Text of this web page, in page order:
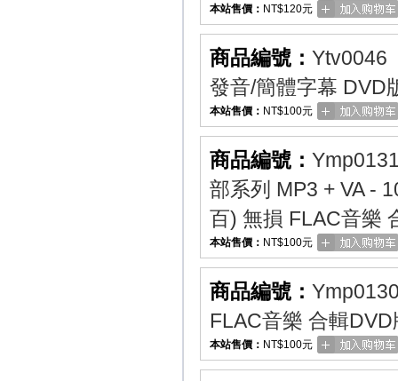
本站售價： NT$120元
商品編號： Ytv0046
發音/簡體字幕 DVD
本站售價： NT$100元
商品編號：
部系列 MP3 + VA -
百) 無損 FLAC音樂
本站售價： NT$100元
商品編號：
FLAC音樂 合輯DVD
本站售價： NT$100元